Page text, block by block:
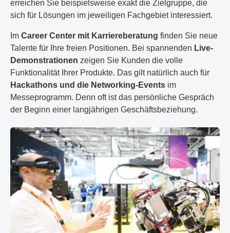
erreichen Sie beispielsweise exakt die Zielgruppe, die
sich für Lösungen im jeweiligen Fachgebiet interessiert.
Im Career Center mit Karriereberatung finden Sie neue
Talente für Ihre freien Positionen. Bei spannenden Live-
Demonstrationen zeigen Sie Kunden die volle
Funktionalität Ihrer Produkte. Das gilt natürlich auch für
Hackathons und die Networking-Events im
Messeprogramm. Denn oft ist das persönliche Gespräch
der Beginn einer langjährigen Geschäftsbeziehung.